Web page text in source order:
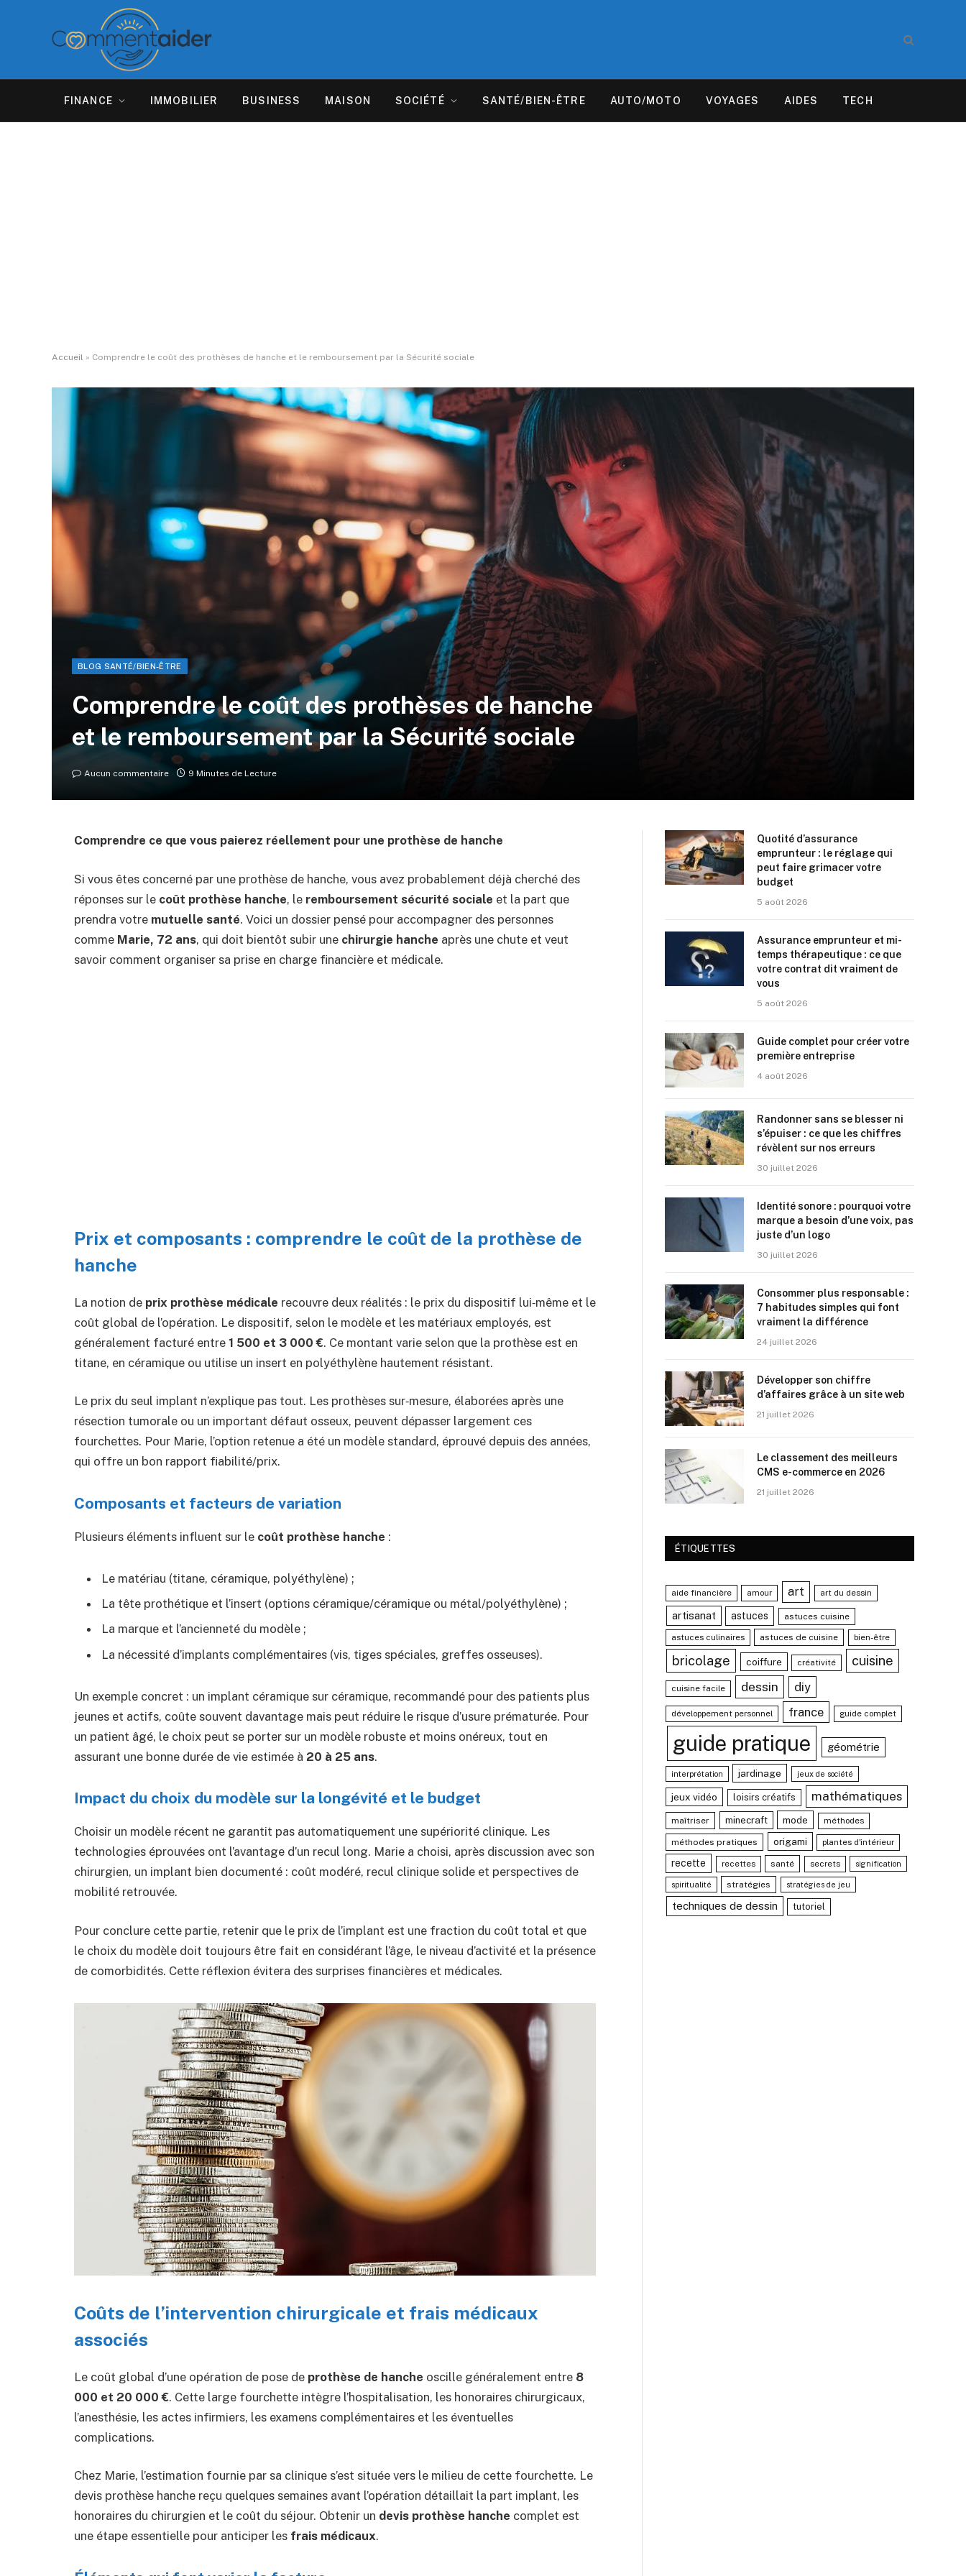
FINANCE IMMOBILIER BUSINESS MAISON SOCIÉTÉ SANTÉ/BIEN-ÊTRE AUTO/MOTO VOYAGES AIDES TECH
Accueil » Comprendre le coût des prothèses de hanche et le remboursement par la Sécurité sociale
BLOG SANTÉ/BIEN-ÊTRE
Comprendre le coût des prothèses de hanche
et le remboursement par la Sécurité sociale
Aucun commentaire 9 Minutes de Lecture
Comprendre ce que vous paierez réellement pour une prothèse de hanche
Si vous êtes concerné par une prothèse de hanche, vous avez probablement déjà cherché des
réponses sur le coût prothèse hanche, le remboursement sécurité sociale et la part que
prendra votre mutuelle santé. Voici un dossier pensé pour accompagner des personnes
comme Marie, 72 ans, qui doit bientôt subir une chirurgie hanche après une chute et veut
savoir comment organiser sa prise en charge financière et médicale.
Prix et composants : comprendre le coût de la prothèse de
hanche
La notion de prix prothèse médicale recouvre deux réalités : le prix du dispositif lui‑même et le
coût global de l’opération. Le dispositif, selon le modèle et les matériaux employés, est
généralement facturé entre 1 500 et 3 000 €. Ce montant varie selon que la prothèse est en
titane, en céramique ou utilise un insert en polyéthylène hautement résistant.
Le prix du seul implant n’explique pas tout. Les prothèses sur‑mesure, élaborées après une
résection tumorale ou un important défaut osseux, peuvent dépasser largement ces
fourchettes. Pour Marie, l’option retenue a été un modèle standard, éprouvé depuis des années,
qui offre un bon rapport fiabilité/prix.
Composants et facteurs de variation
Plusieurs éléments influent sur le coût prothèse hanche :
Le matériau (titane, céramique, polyéthylène) ;
La tête prothétique et l’insert (options céramique/céramique ou métal/polyéthylène) ;
La marque et l’ancienneté du modèle ;
La nécessité d’implants complémentaires (vis, tiges spéciales, greffes osseuses).
Un exemple concret : un implant céramique sur céramique, recommandé pour des patients plus
jeunes et actifs, coûte souvent davantage mais peut réduire le risque d’usure prématurée. Pour
un patient âgé, le choix peut se porter sur un modèle robuste et moins onéreux, tout en
assurant une bonne durée de vie estimée à 20 à 25 ans.
Impact du choix du modèle sur la longévité et le budget
Choisir un modèle récent ne garantit pas automatiquement une supériorité clinique. Les
technologies éprouvées ont l’avantage d’un recul long. Marie a choisi, après discussion avec son
chirurgien, un implant bien documenté : coût modéré, recul clinique solide et perspectives de
mobilité retrouvée.
Pour conclure cette partie, retenir que le prix de l’implant est une fraction du coût total et que
le choix du modèle doit toujours être fait en considérant l’âge, le niveau d’activité et la présence
de comorbidités. Cette réflexion évitera des surprises financières et médicales.
Coûts de l’intervention chirurgicale et frais médicaux
associés
Le coût global d’une opération de pose de prothèse de hanche oscille généralement entre 8
000 et 20 000 €. Cette large fourchette intègre l’hospitalisation, les honoraires chirurgicaux,
l’anesthésie, les actes infirmiers, les examens complémentaires et les éventuelles
complications.
Chez Marie, l’estimation fournie par sa clinique s’est située vers le milieu de cette fourchette. Le
devis prothèse hanche reçu quelques semaines avant l’opération détaillait la part implant, les
honoraires du chirurgien et le coût du séjour. Obtenir un devis prothèse hanche complet est
une étape essentielle pour anticiper les frais médicaux.
Quotité d’assurance
emprunteur : le réglage qui
peut faire grimacer votre
budget
5 août 2026
Assurance emprunteur et mi-
temps thérapeutique : ce que
votre contrat dit vraiment de
vous
5 août 2026
Guide complet pour créer votre
première entreprise
4 août 2026
Randonner sans se blesser ni
s’épuiser : ce que les chiffres
révèlent sur nos erreurs
30 juillet 2026
Identité sonore : pourquoi votre
marque a besoin d’une voix, pas
juste d’un logo
30 juillet 2026
Consommer plus responsable :
7 habitudes simples qui font
vraiment la différence
24 juillet 2026
Développer son chiffre
d’affaires grâce à un site web
21 juillet 2026
Le classement des meilleurs
CMS e-commerce en 2026
21 juillet 2026
ÉTIQUETTES
aide financière amour art art du dessin
artisanat astuces astuces cuisine
astuces culinaires astuces de cuisine bien-être
bricolage coiffure créativité cuisine
cuisine facile dessin diy
développement personnel france guide complet
guide pratique géométrie
interprétation jardinage jeux de société
jeux vidéo loisirs créatifs mathématiques
maîtriser minecraft mode méthodes
méthodes pratiques origami plantes d'intérieur
recette recettes santé secrets signification
spiritualité stratégies stratégies de jeu
techniques de dessin tutoriel